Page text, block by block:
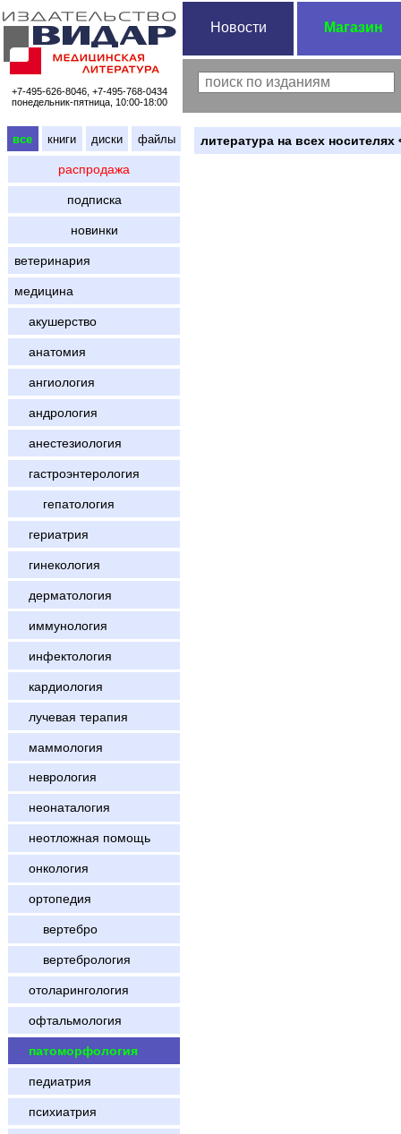
+7-495-626-8046, +7-495-768-0434
понедельник-пятница, 10:00-18:00
Новости Магазин
все книги диски файлы
распродажа
подписка
новинки
ветеринария
медицина
акушерство
анатомия
ангиология
андрология
анестезиология
гастроэнтерология
гепатология
гериатрия
гинекология
дерматология
иммунология
инфектология
кардиология
лучевая терапия
маммология
неврология
неонаталогия
неотложная помощь
онкология
ортопедия
вертебро
вертебрология
отоларингология
офтальмология
патоморфология
педиатрия
психиатрия
литература на всех носителях